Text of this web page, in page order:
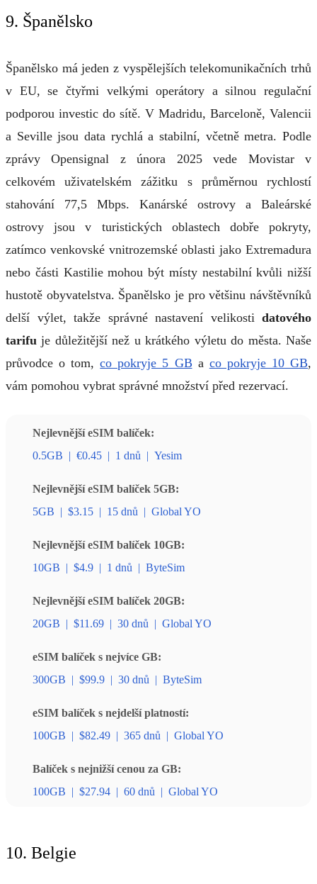
9. Španělsko
Španělsko má jeden z vyspělejších telekomunikačních trhů
v EU, se čtyřmi velkými operátory a silnou regulační
podporou investic do sítě. V Madridu, Barceloně, Valencii
a Seville jsou data rychlá a stabilní, včetně metra. Podle
zprávy Opensignal z února 2025 vede Movistar v
celkovém uživatelském zážitku s průměrnou rychlostí
stahování 77,5 Mbps. Kanárské ostrovy a Baleárské
ostrovy jsou v turistických oblastech dobře pokryty,
zatímco venkovské vnitrozemské oblasti jako Extremadura
nebo části Kastilie mohou být místy nestabilní kvůli nižší
hustotě obyvatelstva. Španělsko je pro většinu návštěvníků
delší výlet, takže správné nastavení velikosti datového
tarifu je důležitější než u krátkého výletu do města. Naše
průvodce o tom,co pokryje 5 GB a co pokryje 10 GB,
vám pomohou vybrat správné množství před rezervací.
Nejlevnější eSIM balíček:
0.5GB | €0.45 | 1 dnů | Yesim
Nejlevnější eSIM balíček 5GB:
5GB | $3.15 | 15 dnů | Global YO
Nejlevnější eSIM balíček 10GB:
10GB | $4.9 | 1 dnů | ByteSim
Nejlevnější eSIM balíček 20GB:
20GB | $11.69 | 30 dnů | Global YO
eSIM balíček s nejvíce GB:
300GB | $99.9 | 30 dnů | ByteSim
eSIM balíček s nejdelší platností:
100GB | $82.49 | 365 dnů | Global YO
Balíček s nejnižší cenou za GB:
100GB | $27.94 | 60 dnů | Global YO
10. Belgie